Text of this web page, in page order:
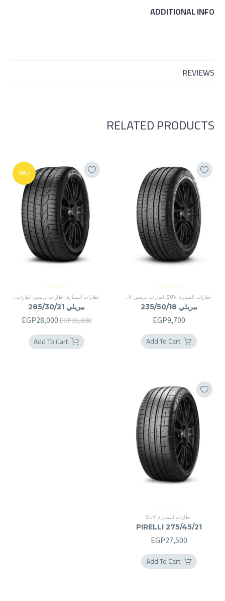
ADDITIONAL INFO
REVIEWS
RELATED PRODUCTS
اطارات السيارة,
SUV
, اطارات بريمير ,
SUV
بيريلي 235/50/18
EGP9,700
Add To Cart
-10%
اطارات السيارة, اطارات بريمير , اطارات بريمير
بيريلي 285/30/21
EGP31,000
السعر
الأصلي
هو:
EGP28,000
Add To Cart
اطارات السيارة,
SUV
PIRELLI 275/45/21
EGP27,500
Add To Cart